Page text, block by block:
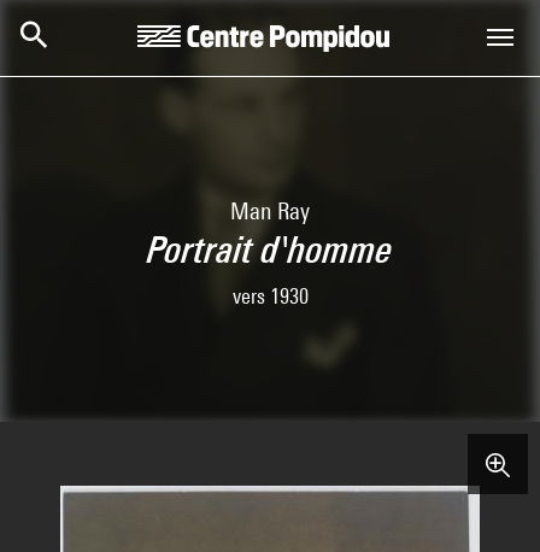
Man Ray
Portrait d'homme
vers 1930